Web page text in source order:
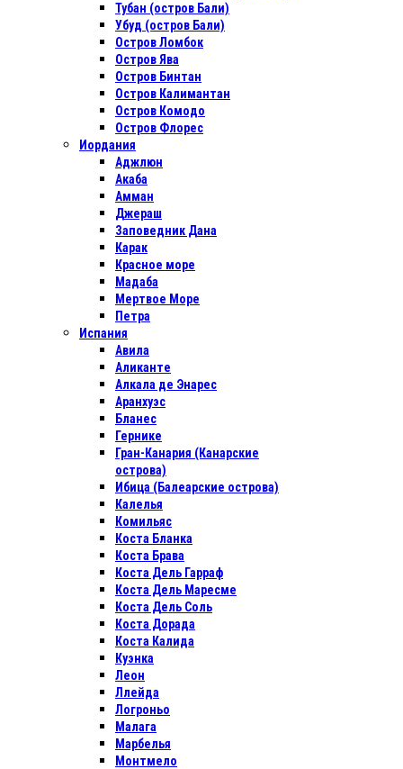
Тубан (остров Бали)
Убуд (остров Бали)
Остров Ломбок
Остров Ява
Остров Бинтан
Остров Калимантан
Остров Комодо
Остров Флорес
Иордания
Аджлюн
Акаба
Амман
Джераш
Заповедник Дана
Карак
Красное море
Мадаба
Мертвое Море
Петра
Испания
Авила
Аликанте
Алкала де Энарес
Аранхуэс
Бланес
Гернике
Гран-Канария (Канарские
острова)
Ибица (Балеарские острова)
Калелья
Комильяс
Коста Бланка
Коста Брава
Коста Дель Гарраф
Коста Дель Маресме
Коста Дель Соль
Коста Дорада
Коста Калида
Куэнка
Леон
Ллейда
Логроньо
Малага
Марбелья
Монтмело